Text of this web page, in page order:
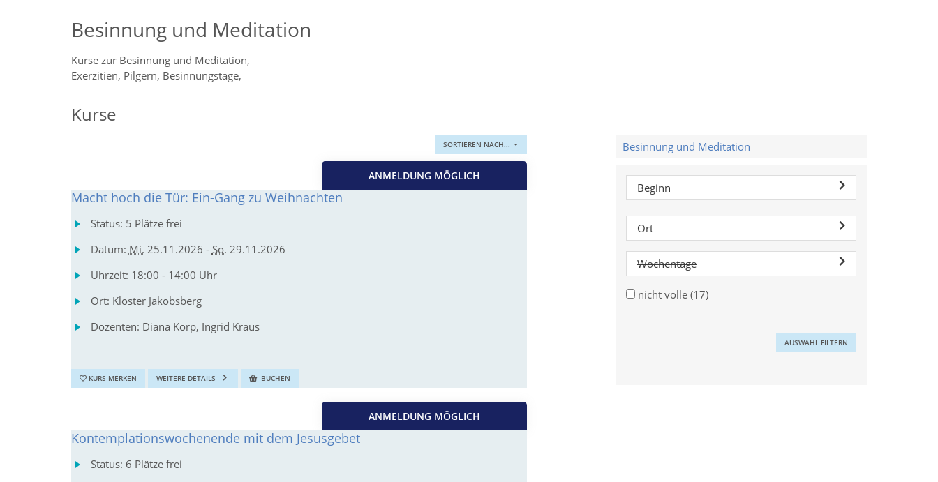
Besinnung und Meditation
Kurse zur Besinnung und Meditation,
Exerzitien, Pilgern, Besinnungstage,
Kurse
SORTIEREN NACH...
ANMELDUNG MÖGLICH
Macht hoch die Tür: Ein-Gang zu Weihnachten
Status: 5 Plätze frei
Datum: Mi. 25.11.2026 - So. 29.11.2026
Uhrzeit: 18:00 - 14:00 Uhr
Ort: Kloster Jakobsberg
Dozenten: Diana Korp, Ingrid Kraus
KURS MERKEN WEITERE DETAILS BUCHEN
ANMELDUNG MÖGLICH
Kontemplationswochenende mit dem Jesusgebet
Status: 6 Plätze frei
Besinnung und Meditation
Beginn
Ort
Wochentage
nicht volle (17)